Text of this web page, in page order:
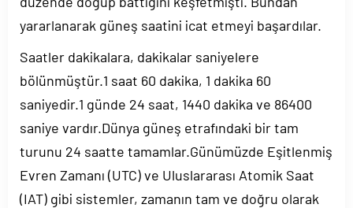
yararlanarak güneş saatini icat etmeyi başardılar.
Saatler dakikalara, dakikalar saniyelere
bölünmüştür.1 saat 60 dakika, 1 dakika 60
saniyedir.1 günde 24 saat, 1440 dakika ve 86400
saniye vardır.Dünya güneş etrafındaki bir tam
turunu 24 saatte tamamlar.Günümüzde Eşitlenmiş
Evren Zamanı (UTC) ve Uluslararası Atomik Saat
(IAT) gibi sistemler, zamanın tam ve doğru olarak